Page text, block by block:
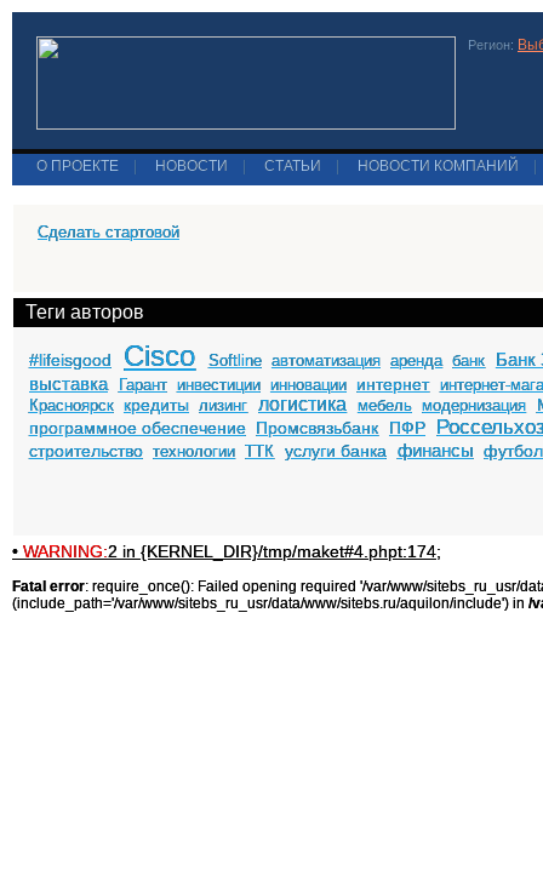
Регион:
О ПРОЕКТЕ НОВОСТИ СТАТЬИ НОВОСТИ КОМПАНИЙ
Сделать стартовой
Теги авторов
#lifeisgood Cisco Softline автоматизация аренда банк
Банк
выставка
Гарант инвестиции инновации интернет интернет-
Красноярск кредиты лизинг логистика мебель модернизация
программное обеспечение Промсвязьбанк ПФР
строительство технологии ТТК услуги банка финансы футбол
• WARNING:2 in {KERNEL_DIR}/tmp/maket#4.phpt:174;
Fatal error: require_once(): Failed opening required '/var/www/sitebs_ru_usr/
(include_path='/var/www/sitebs_ru_usr/data/www/sitebs.ru/aquilon/include') in /